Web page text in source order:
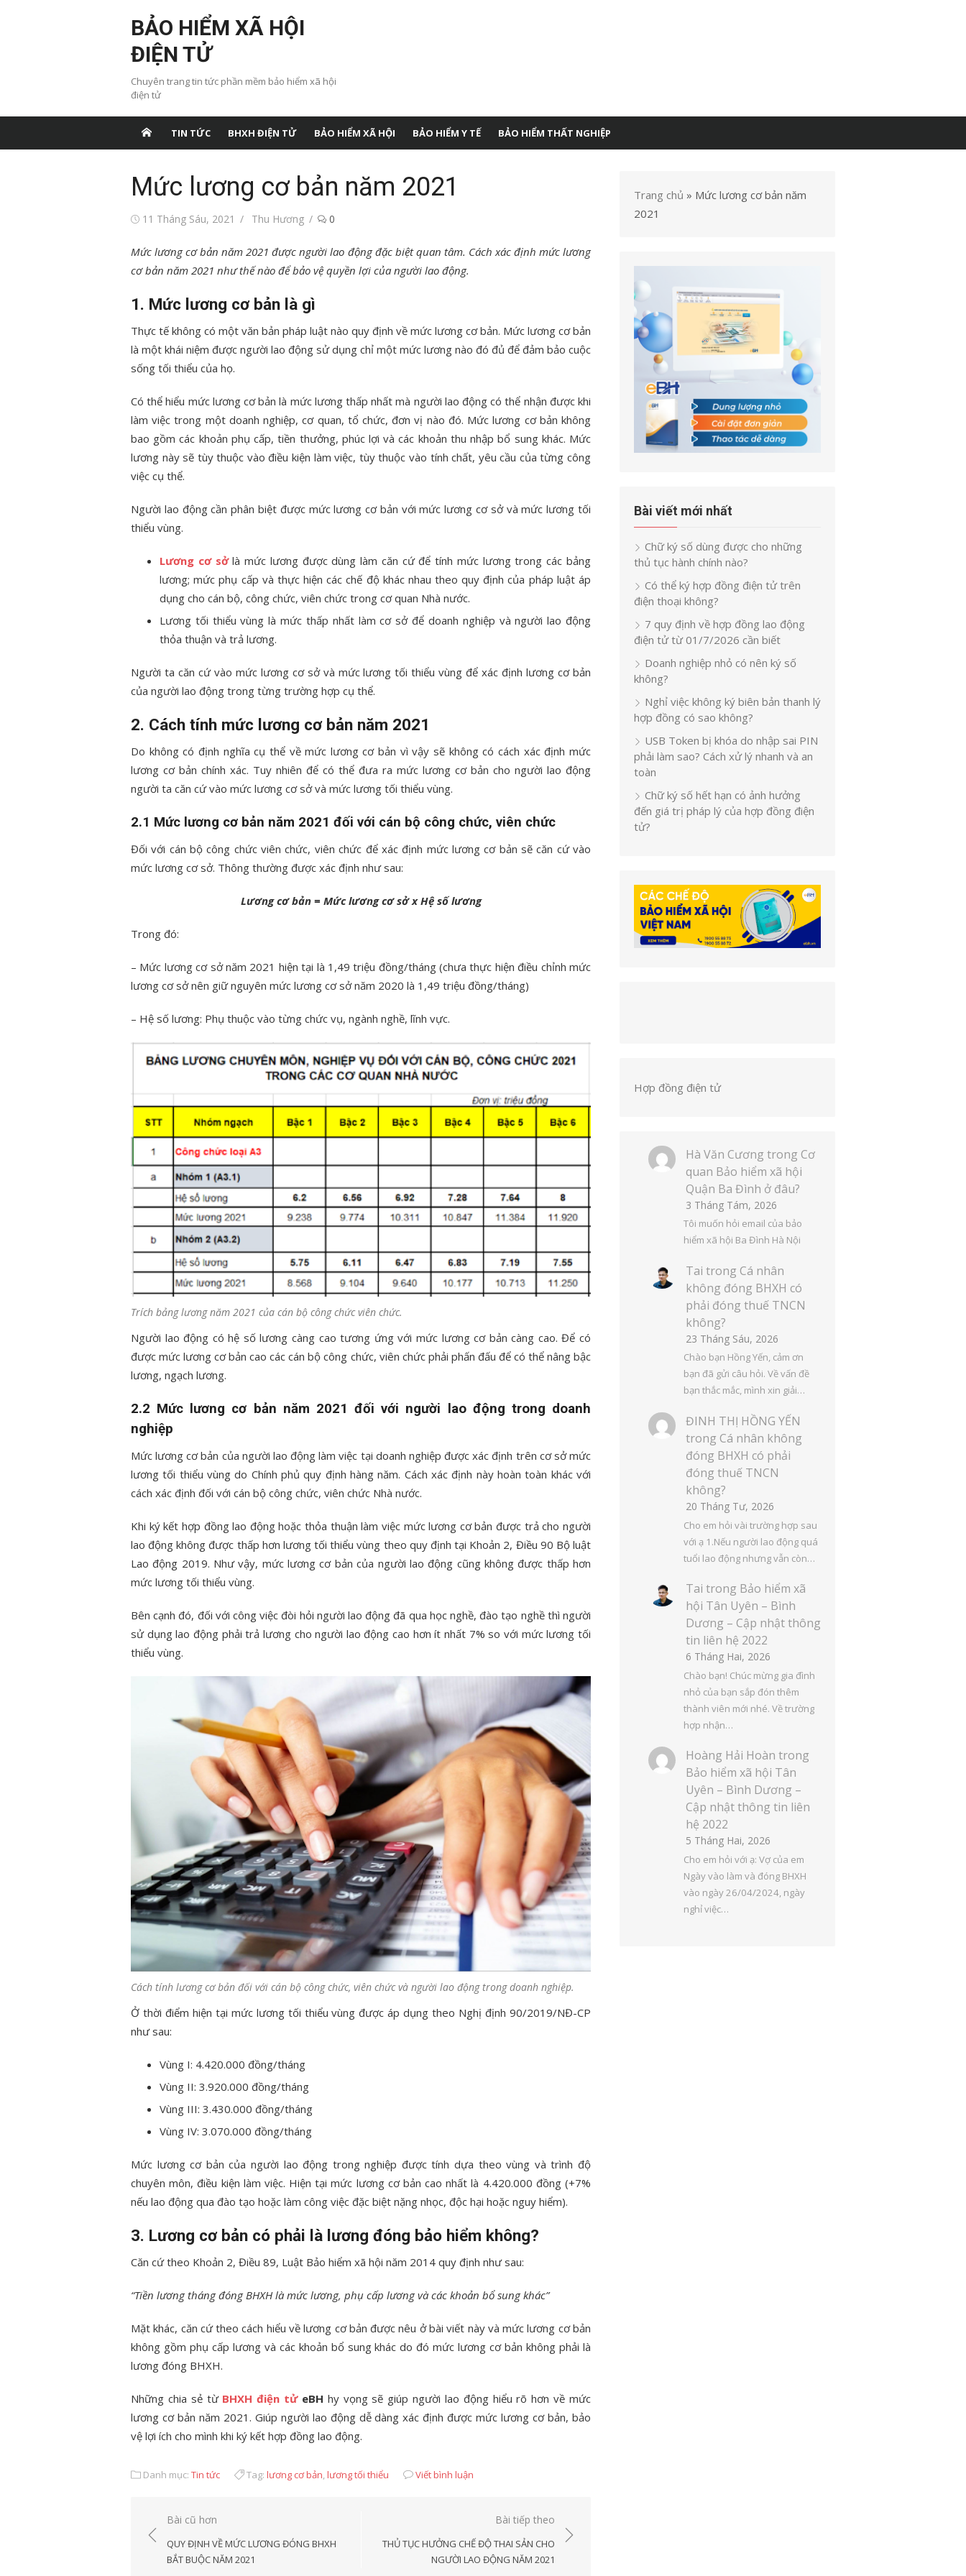
BẢO HIỂM XÃ HỘI
ĐIỆN TỬ
Chuyên trang tin tức phần mềm bảo hiểm xã hội
điện tử
TIN TỨC BHXH ĐIỆN TỬ BẢO HIỂM XÃ HỘI BẢO HIỂM Y TẾ BẢO HIỂM THẤT NGHIỆP
Mức lương cơ bản năm 2021
Đăng11 Tháng Sáu, 2021
Tác
Thu Hương 0
Mức lương cơ bản năm 2021 được người lao động đặc biệt quan tâm. Cách xác định mức lương
cơ bản năm 2021 như thế nào để bảo vệ quyền lợi của người lao động.
1. Mức lương cơ bản là gì
Thực tế không có một văn bản pháp luật nào quy định về mức lương cơ bản. Mức lương cơ bản
là một khái niệm được người lao động sử dụng chỉ một mức lương nào đó đủ để đảm bảo cuộc
sống tối thiểu của họ.
Có thể hiểu mức lương cơ bản là mức lương thấp nhất mà người lao động có thể nhận được khi
làm việc trong một doanh nghiệp, cơ quan, tổ chức, đơn vị nào đó. Mức lương cơ bản không
bao gồm các khoản phụ cấp, tiền thưởng, phúc lợi và các khoản thu nhập bổ sung khác. Mức
lương này sẽ tùy thuộc vào điều kiện làm việc, tùy thuộc vào tính chất, yêu cầu của từng công
việc cụ thể.
Người lao động cần phân biệt được mức lương cơ bản với mức lương cơ sở và mức lương tối
thiểu vùng.
Lương cơ sởlà mức lương được dùng làm căn cứ để tính mức lương trong các bảng
lương; mức phụ cấp và thực hiện các chế độ khác nhau theo quy định của pháp luật áp
dụng cho cán bộ, công chức, viên chức trong cơ quan Nhà nước.
Lương tối thiểu vùng là mức thấp nhất làm cơ sở để doanh nghiệp và người lao động
thỏa thuận và trả lương.
Người ta căn cứ vào mức lương cơ sở và mức lương tối thiểu vùng để xác định lương cơ bản
của người lao động trong từng trường hợp cụ thể.
2. Cách tính mức lương cơ bản năm 2021
Do không có định nghĩa cụ thể về mức lương cơ bản vì vậy sẽ không có cách xác định mức
lương cơ bản chính xác. Tuy nhiên để có thể đưa ra mức lương cơ bản cho người lao động
người ta căn cứ vào mức lương cơ sở và mức lương tối thiểu vùng.
2.1 Mức lương cơ bản năm 2021 đối với cán bộ công chức, viên chức
Đối với cán bộ công chức viên chức, viên chức để xác định mức lương cơ bản sẽ căn cứ vào
mức lương cơ sở. Thông thường được xác định như sau:
Lương cơ bản = Mức lương cơ sở x Hệ số lương
Trong đó:
– Mức lương cơ sở năm 2021 hiện tại là 1,49 triệu đồng/tháng (chưa thực hiện điều chỉnh mức
lương cơ sở nên giữ nguyên mức lương cơ sở năm 2020 là 1,49 triệu đồng/tháng)
– Hệ số lương: Phụ thuộc vào từng chức vụ, ngành nghề, lĩnh vực.
Trích bảng lương năm 2021 của cán bộ công chức viên chức.
Người lao động có hệ số lương càng cao tương ứng với mức lương cơ bản càng cao. Để có
được mức lương cơ bản cao các cán bộ công chức, viên chức phải phấn đấu để có thể nâng bậc
lương, ngạch lương.
2.2 Mức lương cơ bản năm 2021 đối với người lao động trong doanh
nghiệp
Mức lương cơ bản của người lao động làm việc tại doanh nghiệp được xác định trên cơ sở mức
lương tối thiểu vùng do Chính phủ quy định hàng năm. Cách xác định này hoàn toàn khác với
cách xác định đối với cán bộ công chức, viên chức Nhà nước.
Khi ký kết hợp đồng lao động hoặc thỏa thuận làm việc mức lương cơ bản được trả cho người
lao động không được thấp hơn lương tối thiểu vùng theo quy định tại Khoản 2, Điều 90 Bộ luật
Lao động 2019. Như vậy, mức lương cơ bản của người lao động cũng không được thấp hơn
mức lương tối thiểu vùng.
Bên cạnh đó, đối với công việc đòi hỏi người lao động đã qua học nghề, đào tạo nghề thì người
sử dụng lao động phải trả lương cho người lao động cao hơn ít nhất 7% so với mức lương tối
thiểu vùng.
Cách tính lương cơ bản đối với cán bộ công chức, viên chức và người lao động trong doanh nghiệp.
Ở thời điểm hiện tại mức lương tối thiểu vùng được áp dụng theo Nghị định 90/2019/NĐ-CP
như sau:
Vùng I: 4.420.000 đồng/tháng
Vùng II: 3.920.000 đồng/tháng
Vùng III: 3.430.000 đồng/tháng
Vùng IV: 3.070.000 đồng/tháng
Mức lương cơ bản của người lao động trong nghiệp được tính dựa theo vùng và trình độ
chuyên môn, điều kiện làm việc. Hiện tại mức lương cơ bản cao nhất là 4.420.000 đồng (+7%
nếu lao động qua đào tạo hoặc làm công việc đặc biệt nặng nhọc, độc hại hoặc nguy hiểm).
3. Lương cơ bản có phải là lương đóng bảo hiểm không?
Căn cứ theo Khoản 2, Điều 89, Luật Bảo hiểm xã hội năm 2014 quy định như sau:
“Tiền lương tháng đóng BHXH là mức lương, phụ cấp lương và các khoản bổ sung khác”
Mặt khác, căn cứ theo cách hiểu về lương cơ bản được nêu ở bài viết này và mức lương cơ bản
không gồm phụ cấp lương và các khoản bổ sung khác do đó mức lương cơ bản không phải là
lương đóng BHXH.
Những chia sẻ từ BHXH điện tửeBH hy vọng sẽ giúp người lao động hiểu rõ hơn về mức
lương cơ bản năm 2021. Giúp người lao động dễ dàng xác định được mức lương cơ bản, bảo
vệ lợi ích cho mình khi ký kết hợp đồng lao động.
Danh mục: Tin tức Tag: lương cơ bản,lương tối thiểu Viết bình luận
Điều
hướng
Bài cũ hơn
QUY ĐỊNH VỀ MỨC LƯƠNG ĐÓNG BHXH
BẮT BUỘC NĂM 2021
Bài tiếp theo
THỦ TỤC HƯỞNG CHẾ ĐỘ THAI SẢN CHO
NGƯỜI LAO ĐỘNG NĂM 2021
Trang chủ » Mức lương cơ bản năm
2021
Bài viết mới nhất
Chữ ký số dùng được cho những
thủ tục hành chính nào?
Có thể ký hợp đồng điện tử trên
điện thoại không?
7 quy định về hợp đồng lao động
điện tử từ 01/7/2026 cần biết
Doanh nghiệp nhỏ có nên ký số
không?
Nghỉ việc không ký biên bản thanh lý
hợp đồng có sao không?
USB Token bị khóa do nhập sai PIN
phải làm sao? Cách xử lý nhanh và an
toàn
Chữ ký số hết hạn có ảnh hưởng
đến giá trị pháp lý của hợp đồng điện
tử?
Hợp đồng điện tử
Hà Văn Cương trong Cơ
quan Bảo hiểm xã hội
Quận Ba Đình ở đâu?
3 Tháng Tám, 2026
Tôi muốn hỏi email của bảo
hiểm xã hội Ba Đình Hà Nội
Tai trong Cá nhân
không đóng BHXH có
phải đóng thuế TNCN
không?
23 Tháng Sáu, 2026
Chào bạn Hồng Yến, cảm ơn
bạn đã gửi câu hỏi. Về vấn đề
bạn thắc mắc, mình xin giải…
ĐINH THỊ HỒNG YẾN
trong Cá nhân không
đóng BHXH có phải
đóng thuế TNCN
không?
20 Tháng Tư, 2026
Cho em hỏi vài trường hợp sau
với ạ 1.Nếu người lao động quá
tuổi lao động nhưng vẫn còn…
Tai trong Bảo hiểm xã
hội Tân Uyên – Bình
Dương – Cập nhật thông
tin liên hệ 2022
6 Tháng Hai, 2026
Chào bạn! Chúc mừng gia đình
nhỏ của bạn sắp đón thêm
thành viên mới nhé. Về trường
hợp nhận…
Hoàng Hải Hoàn trong
Bảo hiểm xã hội Tân
Uyên – Bình Dương –
Cập nhật thông tin liên
hệ 2022
5 Tháng Hai, 2026
Cho em hỏi với ạ: Vợ của em
Ngày vào làm và đóng BHXH
vào ngày 26/04/2024, ngày
nghỉ việc…